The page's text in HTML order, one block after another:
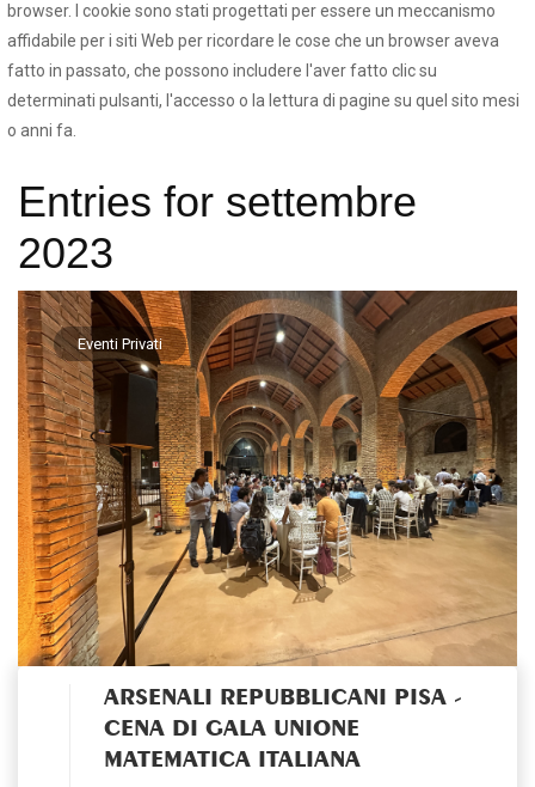
browser. I cookie sono stati progettati per essere un meccanismo
affidabile per i siti Web per ricordare le cose che un browser aveva
fatto in passato, che possono includere l'aver fatto clic su
determinati pulsanti, l'accesso o la lettura di pagine su quel sito mesi
o anni fa.
Entries for settembre
2023
Eventi Privati
ARSENALI REPUBBLICANI PISA -
CENA DI GALA UNIONE
MATEMATICA ITALIANA